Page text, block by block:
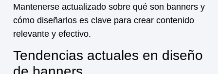
Mantenerse actualizado sobre qué son bannersy
cómo diseñarlos es clave para crear contenido
relevante y efectivo.
Tendencias actuales en diseño